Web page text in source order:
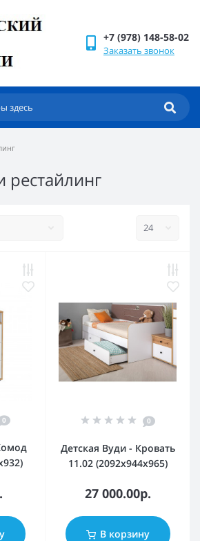
+7 (978) 148-58-02
Заказать звонок
рестайлинг
0 0
Детская Вуди - Кровать
11.02 (2092х944х965)
27 000.00р.
В корзину